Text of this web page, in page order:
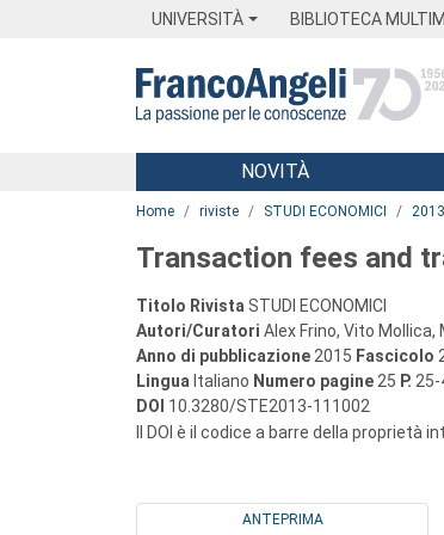
UNIVERSITÀ BIBLIOTECA
Menu
NOVITÀ
Home riviste STUDI ECONOMICI 2013
Transaction fees and
Titolo Rivista STUDI ECONOMICI
Autori/Curatori Alex Frino, Vito Mollica,
Anno di pubblicazione 2015 Fascicolo
Lingua Italiano Numero pagine 25 P. 25-
DOI 10.3280/STE2013-111002
Il DOI è il codice a barre della proprietà
ANTEPRIMA